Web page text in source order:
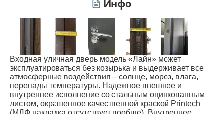
Инфо
Входная уличная дверь модель «Лайн» может
эксплуатироваться без козырька и выдерживает все
атмосферные воздействия – солнце, мороз, влага,
перепады температуры. Надежное внешнее и
внутреннее исполнение со стальным оцинкованным
листом, окрашенное качественной краской Printech
(МДФ накладка отсутствует вообще). Внутреннее